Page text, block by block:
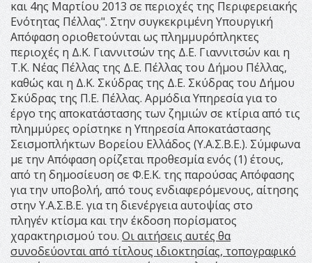
και 4ης Μαρτίου 2013 σε περιοχές της Περιφερειακής
Ενότητας Πέλλας". Στην συγκεκριμένη Υπουργική
Απόφαση οριοθετούνται ως πλημμυρόπληκτες
περιοχές η Δ.Κ. Γιαννιτσών της Δ.Ε. Γιαννιτσών και η
Τ.Κ. Νέας Πέλλας της Δ.Ε. Πέλλας του Δήμου Πέλλας,
καθώς και η Δ.Κ. Σκύδρας της Δ.Ε. Σκύδρας του Δήμου
Σκύδρας της Π.Ε. Πέλλας. Αρμόδια Υπηρεσία για το
έργο της αποκατάστασης των ζημιών σε κτίρια από τις
πλημμύρες ορίστηκε η Υπηρεσία Αποκατάστασης
Σεισμοπλήκτων Βορείου Ελλάδος (Υ.Α.Σ.Β.Ε.). Σύμφωνα
με την Απόφαση ορίζεται προθεσμία ενός (1) έτους,
από τη δημοσίευση σε Φ.Ε.Κ. της παρούσας Απόφασης
για την υποβολή, από τους ενδιαφερόμενους, αίτησης
στην Υ.Α.Σ.Β.Ε. για τη διενέργεια αυτοψίας στο
πληγέν κτίσμα και την έκδοση πορίσματος
χαρακτηρισμού του.Οι αιτήσεις αυτές θα
συνοδεύονται από τίτλους ιδιοκτησίας, τοπογραφικό